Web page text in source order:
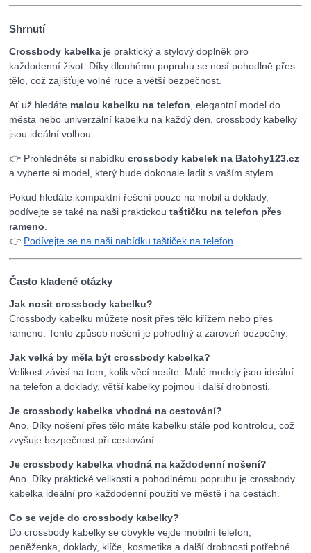
Shrnutí
Crossbody kabelka je praktický a stylový doplněk pro
každodenní život. Díky dlouhému popruhu se nosí pohodlně přes
tělo, což zajišťuje volné ruce a větší bezpečnost.
Ať už hledáte malou kabelku na telefon , elegantní model do
města nebo univerzální kabelku na každý den, crossbody kabelky
jsou ideální volbou.
👉 Prohlédněte si nabídkucrossbody kabelek na Batohy123.cz
a vyberte si model, který bude dokonale ladit s vaším stylem.
Pokud hledáte kompaktní řešení pouze na mobil a doklady,
podívejte se také na naši praktickoutaštičku na telefon přes
rameno
👉 Podívejte se na naši nabídku taštiček na telefon
Často kladené otázky
Jak nosit crossbody kabelku?
Crossbody kabelku můžete nosit přes tělo křížem nebo přes
rameno. Tento způsob nošení je pohodlný a zároveň bezpečný.
Jak velká by měla být crossbody kabelka?
Velikost závisí na tom, kolik věcí nosíte. Malé modely jsou ideální
na telefon a doklady, větší kabelky pojmou i další drobnosti.
Je crossbody kabelka vhodná na cestování?
Ano. Díky nošení přes tělo máte kabelku stále pod kontrolou, což
zvyšuje bezpečnost při cestování.
Je crossbody kabelka vhodná na každodenní nošení?
Ano. Díky praktické velikosti a pohodlnému popruhu je crossbody
kabelka ideální pro každodenní použití ve městě i na cestách.
Co se vejde do crossbody kabelky?
Do crossbody kabelky se obvykle vejde mobilní telefon,
peněženka, doklady, klíče, kosmetika a další drobnosti potřebné